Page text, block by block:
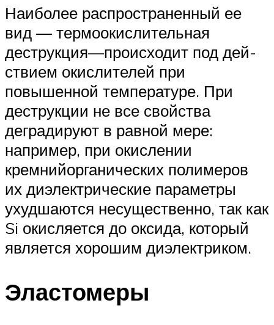
Наиболее распространенный ее
вид — термоокислительная
деструкция—происходит под дей­
ствием окислителей при
повышенной температуре. При
деструк­ции не все свойства
деградируют в равной мере:
например, при окислении
кремнийорганических полимеров
их диэлектрические параметры
ухудшаются несущественно, так как
Si окисляется до оксида, который
является хорошим диэлектриком.
Эластомеры